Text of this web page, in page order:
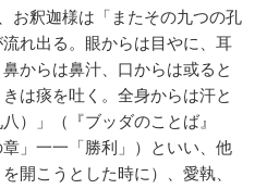
お釈迦様は「またその九つの孔
れ出る。眼からは目やに、耳
からは鼻汁、口からは或ると
は痰を吐く。全身からは汗と
）」（『ブッダのことば』
章」一一「勝利」）といい、他
開こうとした時に）、愛執、